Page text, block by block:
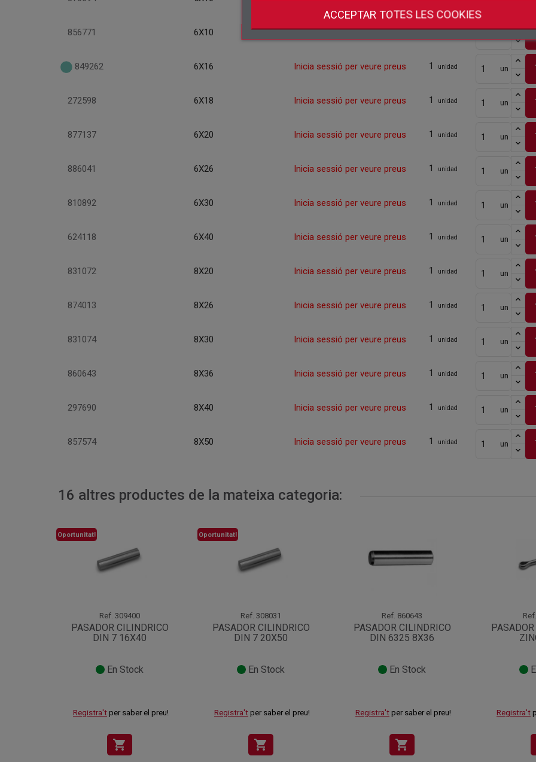
ACCEPTAR TOTES LES COOKIES
856771 6X10 Inicia sessió per veure preus 1
849262 6X16 Inicia sessió per veure preus 1 unidad un
272598 6X18 Inicia sessió per veure preus 1 unidad un
877137 6X20 Inicia sessió per veure preus 1 unidad un
886041 6X26 Inicia sessió per veure preus 1 unidad un
810892 6X30 Inicia sessió per veure preus 1 unidad un
624118 6X40 Inicia sessió per veure preus 1 unidad un
831072 8X20 Inicia sessió per veure preus 1 unidad un
874013 8X26 Inicia sessió per veure preus 1 unidad un
831074 8X30 Inicia sessió per veure preus 1 unidad un
860643 8X36 Inicia sessió per veure preus 1 unidad un
297690 8X40 Inicia sessió per veure preus 1 unidad un
857574 8X50 Inicia sessió per veure preus 1 unidad un
16 altres productes de la mateixa categoria:
Oportunitat!
Ref. 309400
PASADOR CILINDRICO
DIN 7 16X40
En Stock
Registra't per saber el preu!
shopping_cart
Oportunitat!
Ref. 308031
PASADOR CILINDRICO
DIN 7 20X50
En Stock
Registra't per saber el preu!
shopping_cart
Ref. 860643
PASADOR CILINDRICO
DIN 6325 8X36
En Stock
Registra't per saber el preu!
shopping_cart
Ref.
Registra't